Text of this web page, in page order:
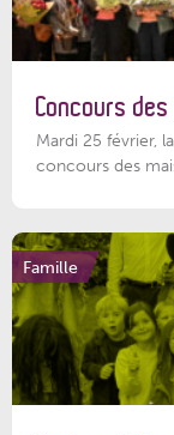
Concours
Mardi 25 février,
concours des
Famille